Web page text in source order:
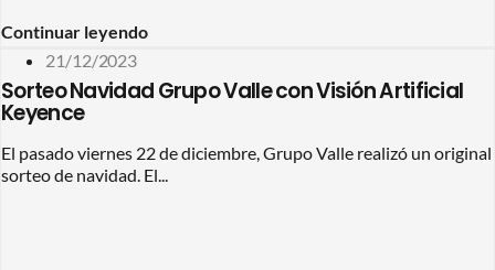
Continuar leyendo
21/12/2023
Sorteo Navidad Grupo Valle con Visión Artificial
Keyence
El pasado viernes 22 de diciembre, Grupo Valle realizó un original
sorteo de navidad. El...